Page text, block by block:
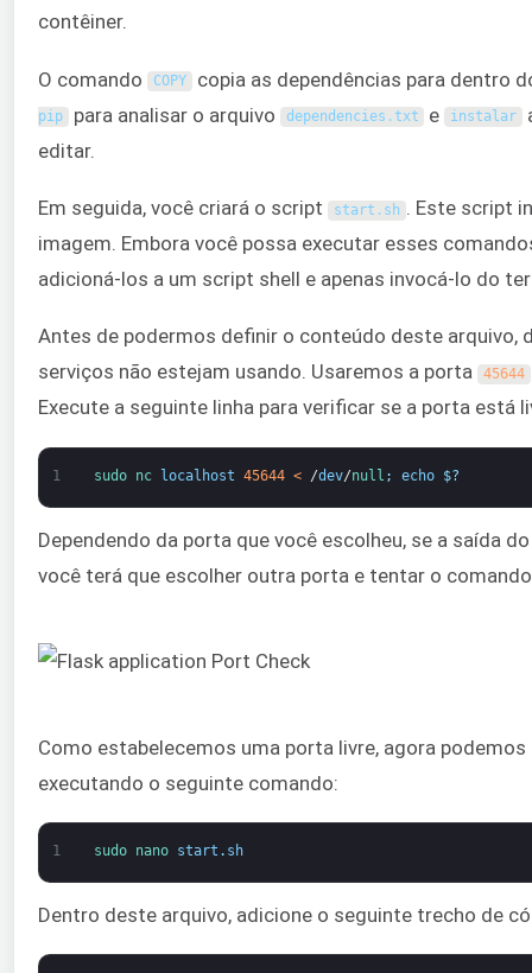
contêiner.
O comando COPY copia as dependências para dentro
pip para analisar o arquivo dependencies .txt e instalar
editar.
Em seguida, você criará o script start . sh . Este script
imagem. Embora você possa executar esses
adicioná-los a um script shell e apenas invocá-lo do
Antes de podermos definir o conteúdo deste arquivo,
serviços não estejam usando. Usaremos a porta
45644
Execute a seguinte linha para verificar se a porta está
1 sudo nc localhost 45644 < /dev/null ; echo $?
Dependendo da porta que você escolheu, se a saída
você terá que escolher outra porta e tentar o
Como estabelecemos uma porta livre, agora
executando o seguinte comando:
1 sudo nano start . sh
Dentro deste arquivo, adicione o seguinte trecho de